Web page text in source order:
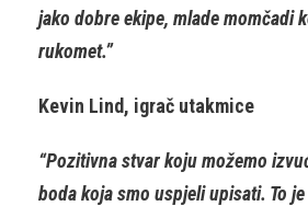
jako dobre ekipe, mlade momčadi
rukomet.”
Kevin Lind, igrač utakmice
“Pozitivna stvar koju možemo
boda koja smo uspjeli upisati. To